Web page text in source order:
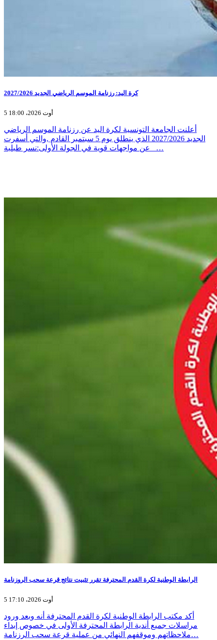
كرة اليد: رزنامة الموسم الرياضي الجديد 2027/2026
5 أوت 2026، 18:00
أعلنت الجامعة التونسية لكرة اليد عن رزنامة الموسم الرياضي
الجديد 2027/2026 الذي ينطلق يوم 5 سبتمبر القادم ,والتي أسفرت
عن مواجهات قوية في الجولة الأولى:نسر طبلبة _…
الرابطة الوطنية لكرة القدم المحترفة تقرر تثبيت نتائج قرعة سحب الروزنامة
5 أوت 2026، 17:10
أكد مكتب الرابطة الوطنية لكرة القدم المحترفة أنه وبعد ورود
مراسلات جميع أندية الرابطة المحترفة الأولى في خصوص إبداء
ملاحظاتهم وموقفهم النهائي من عملية قرعة سحب الرزنامة…